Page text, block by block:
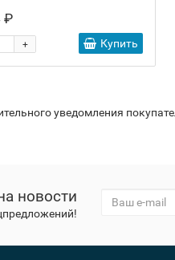
₽
+ Купить
уведомления
новости